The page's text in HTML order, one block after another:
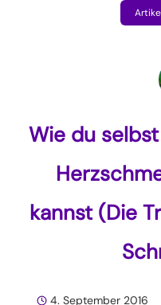
Wie du
kannst (Die
4. September 2016